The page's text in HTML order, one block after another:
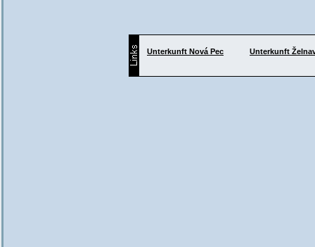
Unterkunft Nová Pec Unterkunft